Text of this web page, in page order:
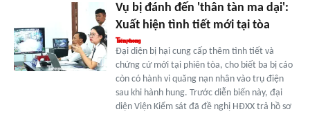
Vụ bị đánh đến 'thân tàn ma dại':
Xuất hiện tình tiết mới tại tòa
Đại diện bị hại cung cấp thêm tình tiết và
chứng cứ mới tại phiên tòa, cho biết ba bị cáo
còn có hành vi quăng nạn nhân vào trụ điện
sau khi hành hung. Trước diễn biến này, đại
diện Viện Kiểm sát đã đề nghị HĐXX trả hồ sơ